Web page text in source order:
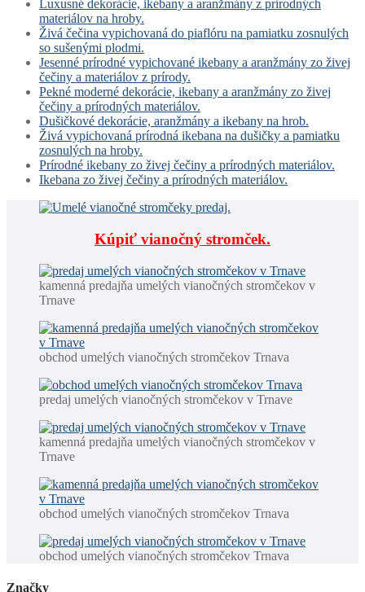
Luxusné dekorácie, ikebany a aranžmány z prírodných
materiálov na hroby.
Živá čečina vypichovaná do piaflóru na pamiatku zosnulých
so sušenými plodmi.
Jesenné prírodné vypichované ikebany a aranžmány zo živej
čečiny a materiálov z prírody.
Pekné moderné dekorácie, ikebany a aranžmány zo živej
čečiny a prírodných materiálov.
Dušičkové dekorácie, aranžmány a ikebany na hrob.
Živá vypichovaná prírodná ikebana na dušičky a pamiatku
zosnulých na hroby.
Prírodné ikebany zo živej čečiny a prírodných materiálov.
Ikebana zo živej čečiny a prírodných materiálov.
Kúpiť vianočný stromček.
kamenná predajňa umelých vianočných stromčekov v
Trnave
obchod umelých vianočných stromčekov Trnava
predaj umelých vianočných stromčekov v Trnave
kamenná predajňa umelých vianočných stromčekov v
Trnave
obchod umelých vianočných stromčekov Trnava
obchod umelých vianočných stromčekov Trnava
Značky